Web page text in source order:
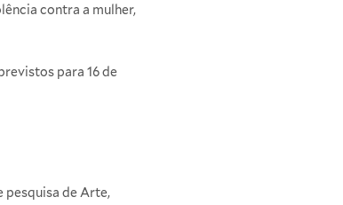
contra a mulher,
para 16 de
pesquisa de Arte,